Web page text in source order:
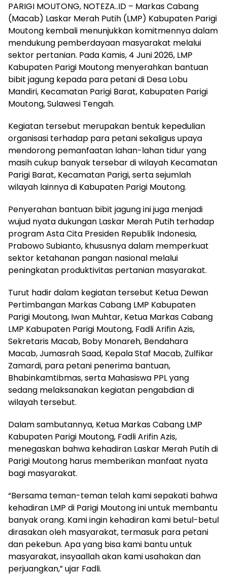
PARIGI MOUTONG, NOTEZA..ID – Markas Cabang
(Macab) Laskar Merah Putih (LMP) Kabupaten Parigi
Moutong kembali menunjukkan komitmennya dalam
mendukung pemberdayaan masyarakat melalui
sektor pertanian. Pada Kamis, 4 Juni 2026, LMP
Kabupaten Parigi Moutong menyerahkan bantuan
bibit jagung kepada para petani di Desa Lobu
Mandiri, Kecamatan Parigi Barat, Kabupaten Parigi
Moutong, Sulawesi Tengah.
Kegiatan tersebut merupakan bentuk kepedulian
organisasi terhadap para petani sekaligus upaya
mendorong pemanfaatan lahan-lahan tidur yang
masih cukup banyak tersebar di wilayah Kecamatan
Parigi Barat, Kecamatan Parigi, serta sejumlah
wilayah lainnya di Kabupaten Parigi Moutong.
Penyerahan bantuan bibit jagung ini juga menjadi
wujud nyata dukungan Laskar Merah Putih terhadap
program Asta Cita Presiden Republik Indonesia,
Prabowo Subianto, khususnya dalam memperkuat
sektor ketahanan pangan nasional melalui
peningkatan produktivitas pertanian masyarakat.
Turut hadir dalam kegiatan tersebut Ketua Dewan
Pertimbangan Markas Cabang LMP Kabupaten
Parigi Moutong, Iwan Muhtar, Ketua Markas Cabang
LMP Kabupaten Parigi Moutong, Fadli Arifin Azis,
Sekretaris Macab, Boby Monareh, Bendahara
Macab, Jumasrah Saad, Kepala Staf Macab, Zulfikar
Zamardi, para petani penerima bantuan,
Bhabinkamtibmas, serta Mahasiswa PPL yang
sedang melaksanakan kegiatan pengabdian di
wilayah tersebut.
Dalam sambutannya, Ketua Markas Cabang LMP
Kabupaten Parigi Moutong, Fadli Arifin Azis,
menegaskan bahwa kehadiran Laskar Merah Putih di
Parigi Moutong harus memberikan manfaat nyata
bagi masyarakat.
“Bersama teman-teman telah kami sepakati bahwa
kehadiran LMP di Parigi Moutong ini untuk membantu
banyak orang. Kami ingin kehadiran kami betul-betul
dirasakan oleh masyarakat, termasuk para petani
dan pekebun. Apa yang bisa kami bantu untuk
masyarakat, insyaallah akan kami usahakan dan
perjuangkan,” ujar Fadli.